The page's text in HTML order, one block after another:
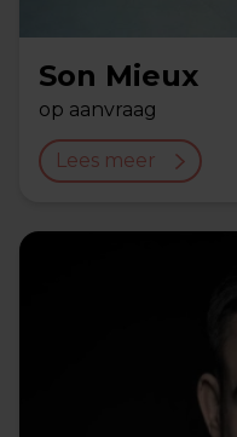
Son Mieux
op aanvraag
Lees meer